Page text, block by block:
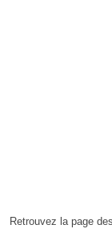
Retrouvez la page